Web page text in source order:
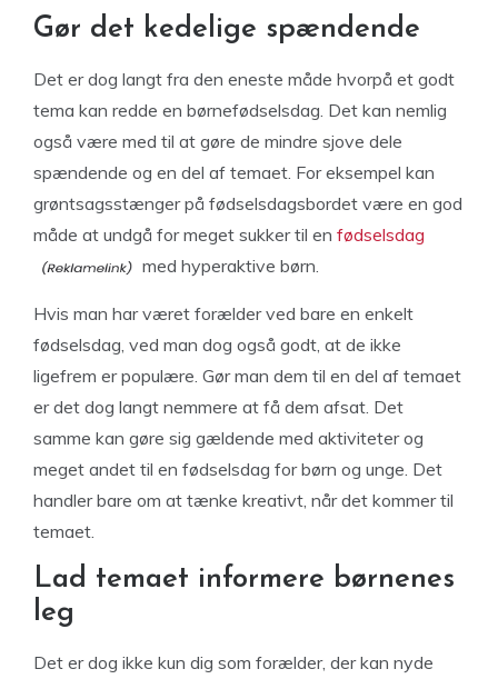
Gør det kedelige spændende
Det er dog langt fra den eneste måde hvorpå et godt
tema kan redde en børnefødselsdag. Det kan nemlig
også være med til at gøre de mindre sjove dele
spændende og en del af temaet. For eksempel kan
grøntsagsstænger på fødselsdagsbordet være en god
måde at undgå for meget sukker til en fødselsdag
med hyperaktive børn.
Hvis man har været forælder ved bare en enkelt
fødselsdag, ved man dog også godt, at de ikke
ligefrem er populære. Gør man dem til en del af temaet
er det dog langt nemmere at få dem afsat. Det
samme kan gøre sig gældende med aktiviteter og
meget andet til en fødselsdag for børn og unge. Det
handler bare om at tænke kreativt, når det kommer til
temaet.
Lad temaet informere børnenes
leg
Det er dog ikke kun dig som forælder, der kan nyde